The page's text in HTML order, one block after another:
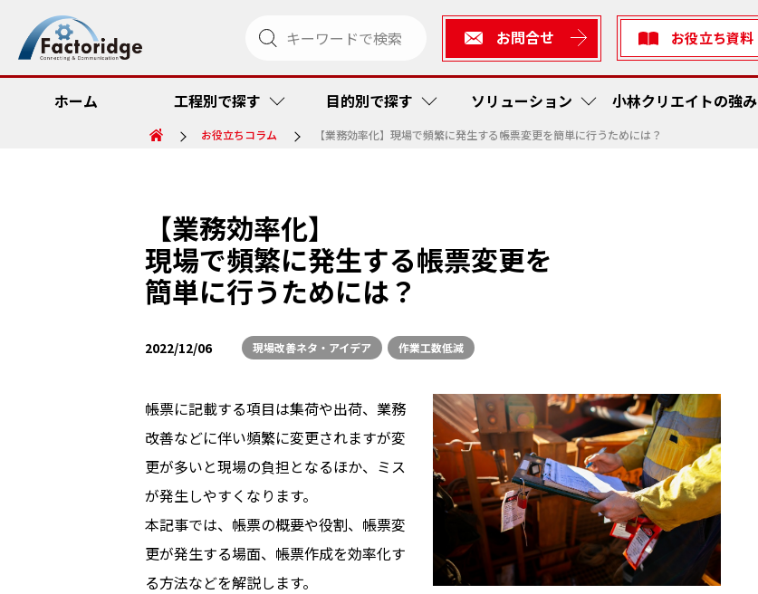
お問合せ お役立ち資料
ホーム 工程別で探す
受注・出荷
目的別で探す
品質向上・ミス防止
ソリューション
ペーパーメディアソリューション
小林クリエイトの強み
コスト低減
お役立ちコラム 【業務効率化】現場で頻繁に発生する帳票変更を簡単に行うためには？
【業務効率化】
現場で頻繁に発生する帳票変更を
簡単に行うためには？
2022/12/06 現場改善ネタ・アイデア 作業工数低減
帳票に記載する項目は集荷や出荷、業務
改善などに伴い頻繁に変更されますが変
更が多いと現場の負担となるほか、ミス
が発生しやすくなります。
本記事では、帳票の概要や役割、帳票変
更が発生する場面、帳票作成を効率化す
る方法などを解説します。